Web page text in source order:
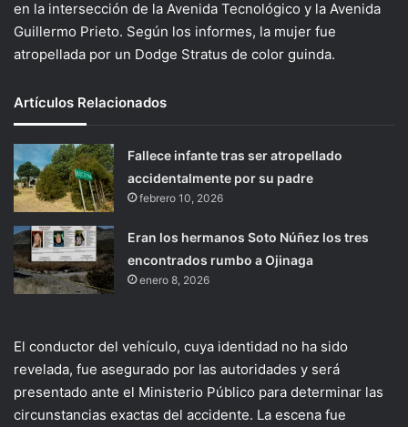
en la intersección de la Avenida Tecnológico y la Avenida
Guillermo Prieto. Según los informes, la mujer fue
atropellada por un Dodge Stratus de color guinda.
Artículos Relacionados
Fallece infante tras ser atropellado
accidentalmente por su padre
febrero 10, 2026
Eran los hermanos Soto Núñez los tres
encontrados rumbo a Ojinaga
enero 8, 2026
El conductor del vehículo, cuya identidad no ha sido
revelada, fue asegurado por las autoridades y será
presentado ante el Ministerio Público para determinar las
circunstancias exactas del accidente. La escena fue